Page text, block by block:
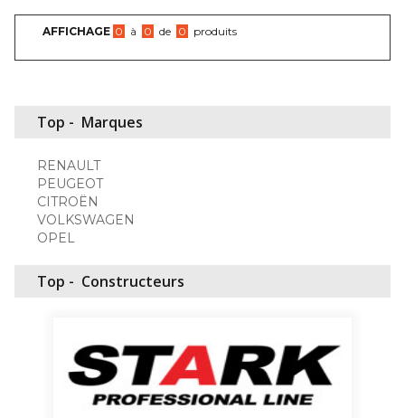
AFFICHAGE 0 à 0 de 0 produits
Top - Marques
RENAULT
PEUGEOT
CITROËN
VOLKSWAGEN
OPEL
Top - Constructeurs